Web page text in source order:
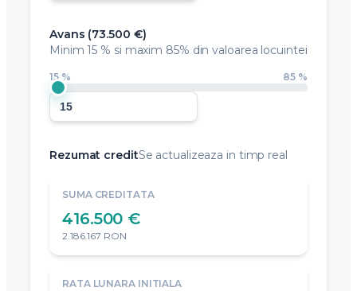
Avans (73.500 €)
Minim15 % si maxim 85% din valoarea locuintei
15 % 85 %
Rezumat creditSe actualizeaza in timp real
SUMA CREDITATA
416.500 €
2.186.167 RON
RATA LUNARA INITIALA